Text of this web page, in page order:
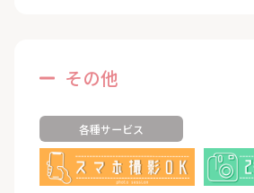
その他
各種サービス